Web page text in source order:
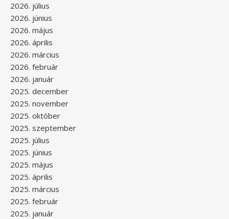
2026. július
2026. június
2026. május
2026. április
2026. március
2026. február
2026. január
2025. december
2025. november
2025. október
2025. szeptember
2025. július
2025. június
2025. május
2025. április
2025. március
2025. február
2025. január